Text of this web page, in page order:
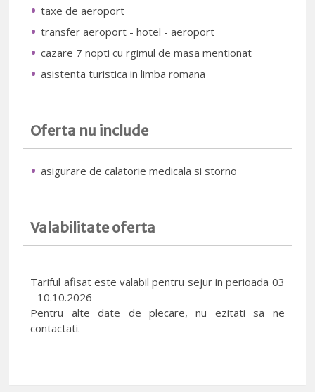
taxe de aeroport
transfer aeroport - hotel - aeroport
cazare 7 nopti cu rgimul de masa mentionat
asistenta turistica in limba romana
Oferta nu include
asigurare de calatorie medicala si storno
Valabilitate oferta
Tariful afisat este valabil pentru sejur in perioada 03
- 10.10.2026
Pentru alte date de plecare, nu ezitati sa ne
contactati.